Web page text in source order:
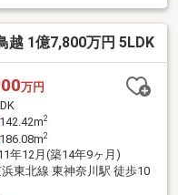
抜け仕様で開放感あるら
・石貼りテラスを設置・
風良好・建物の一部を撮
3台可(車種による)※間取
住まい探しをお手伝いし
はお気軽にお問い合わ
越 1億7,800万円 5LDK
万円
2
2
年12月(築14年9ヶ月)
浜東北線 東神奈川駅 徒歩10